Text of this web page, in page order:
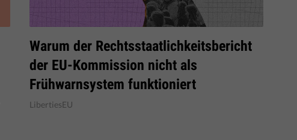
Warum der Rechtsstaatlichkeitsbericht
der EU-Kommission nicht als
Frühwarnsystem funktioniert
LibertiesEU